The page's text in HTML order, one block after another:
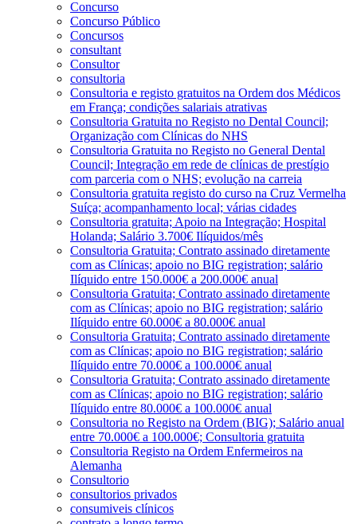
Concurso
Concurso Público
Concursos
consultant
Consultor
consultoria
Consultoria e registo gratuitos na Ordem dos Médicos
em França; condições salariais atrativas
Consultoria Gratuita no Registo no Dental Council;
Organização com Clínicas do NHS
Consultoria Gratuita no Registo no General Dental
Council; Integração em rede de clínicas de prestígio
com parceria com o NHS; evolução na carreia
Consultoria gratuita registo do curso na Cruz Vermelha
Suíça; acompanhamento local; várias cidades
Consultoria gratuita; Apoio na Integração; Hospital
Holanda; Salário 3.700€ Ilíquidos/mês
Consultoria Gratuita; Contrato assinado diretamente
com as Clínicas; apoio no BIG registration; salário
Ilíquido entre 150.000€ a 200.000€ anual
Consultoria Gratuita; Contrato assinado diretamente
com as Clínicas; apoio no BIG registration; salário
Ilíquido entre 60.000€ a 80.000€ anual
Consultoria Gratuita; Contrato assinado diretamente
com as Clínicas; apoio no BIG registration; salário
Ilíquido entre 70.000€ a 100.000€ anual
Consultoria Gratuita; Contrato assinado diretamente
com as Clínicas; apoio no BIG registration; salário
Ilíquido entre 80.000€ a 100.000€ anual
Consultoria no Registo na Ordem (BIG); Salário anual
entre 70.000€ a 100.000€; Consultoria gratuita
Consultoria Registo na Ordem Enfermeiros na
Alemanha
Consultorio
consultorios privados
consumiveis clínicos